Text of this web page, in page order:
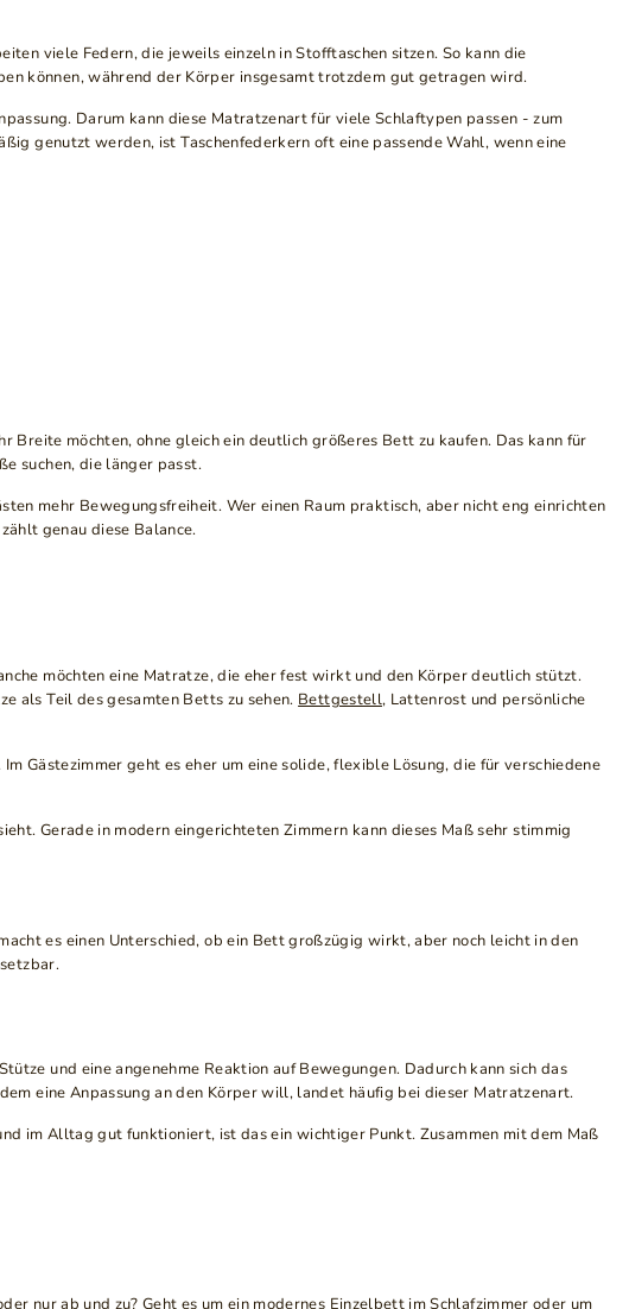
viele Federn, die jeweils einzeln in Stofftaschen sitzen. So kann die
können, während der Körper insgesamt trotzdem gut getragen wird.
Darum kann diese Matratzenart für viele Schlaftypen passen - zum
genutzt werden, ist Taschenfederkern oft eine passende Wahl, wenn eine
möchten, ohne gleich ein deutlich größeres Bett zu kaufen. Das kann für
suchen, die länger passt.
mehr Bewegungsfreiheit. Wer einen Raum praktisch, aber nicht eng einrichten
genau diese Balance.
möchten eine Matratze, die eher fest wirkt und den Körper deutlich stützt.
als Teil des gesamten Betts zu sehen. Bettgestell, Lattenrost und persönliche
Gästezimmer geht es eher um eine solide, flexible Lösung, die für verschiedene
Gerade in modern eingerichteten Zimmern kann dieses Maß sehr stimmig
es einen Unterschied, ob ein Bett großzügig wirkt, aber noch leicht in den
und eine angenehme Reaktion auf Bewegungen. Dadurch kann sich das
eine Anpassung an den Körper will, landet häufig bei dieser Matratzenart.
im Alltag gut funktioniert, ist das ein wichtiger Punkt. Zusammen mit dem Maß
nur ab und zu? Geht es um ein modernes Einzelbett im Schlafzimmer oder um